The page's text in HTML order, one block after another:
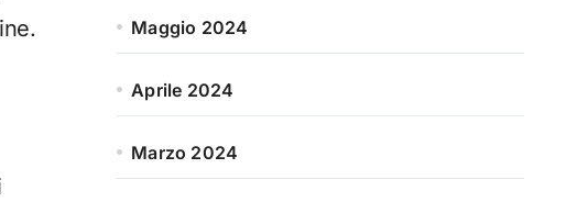
Maggio 2024
Aprile 2024
Marzo 2024